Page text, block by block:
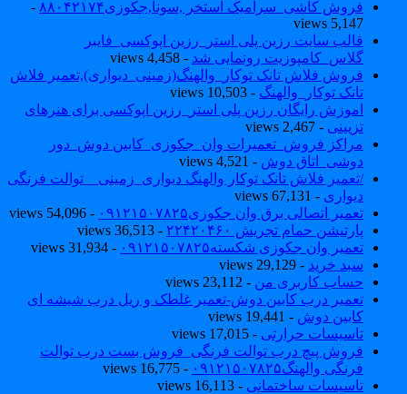
فروش کاشی_سرامیک استخر ,سونا,جکوزی۸۸۰۴۲۱۷۴
-
5,147 views
قالب سایت رزین پلی استر_رزین اپوکسی_فایبر
گلاس_کامپوزیت رونمایی شد- 4,458 views
فروش فلاش تانک توکار_والهنگ(زمینی_دیواری),تعمیر فلاش
تانک توکار_والهنگ- 10,503 views
اموزش رایگان رزین پلی استر_رزین اپوکسی برای هنرهای
تزیینی- 2,467 views
مراکز فروش_تعمیرات وان_جکوزی_کابین دوش_دور
دوشی_اتاق دوش- 4,521 views
/تعمیر فلاش تانک توکار والهنگ دیواری_زمینی _ توالت فرنگی
دیواری - 67,131 views
تعمیر اتصالی برق وان جکوزی۰۹۱۲۱۵۰۷۸۲۵
- 54,096 views
پارتیشن حمام تجریش ۲۲۴۲۰۴۶۰
- 36,513 views
تعمیر وان جکوزی شکسته۰۹۱۲۱۵۰۷۸۲۵
- 31,934 views
سبد خرید - 29,129 views
حساب کاربری من- 23,112 views
تعمیر درب کابین دوش-تعمیر غلطک و ریل درب شیشه ای
کابین دوش- 19,441 views
تاسیسات حرارتی- 17,015 views
فروش پیچ درب توالت فرنگی_فروش بست درب توالت
فرنگی والهنگ۰۹۱۲۱۵۰۷۸۲۵
- 16,775 views
تاسیسات ساختمانی- 16,113 views